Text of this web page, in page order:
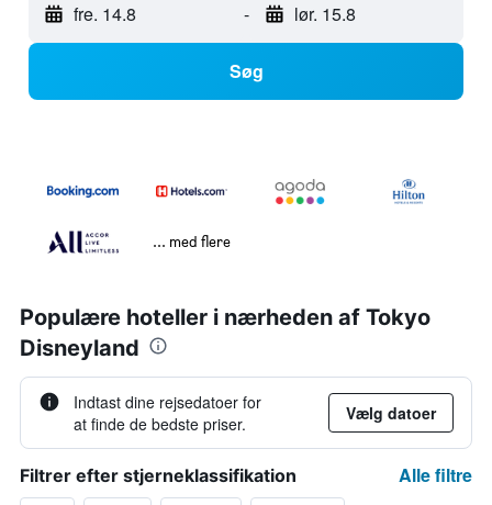
fre. 14.8 - lør. 15.8
Søg
... med flere
Populære hoteller i nærheden af Tokyo
Disneyland
Indtast dine rejsedatoer for
at finde de bedste priser.
Vælg datoer
Filtrer efter stjerneklassifikation Alle filtre